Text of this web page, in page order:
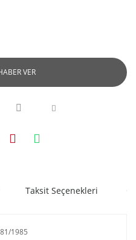
VER
Taksit Seçenekleri
1985